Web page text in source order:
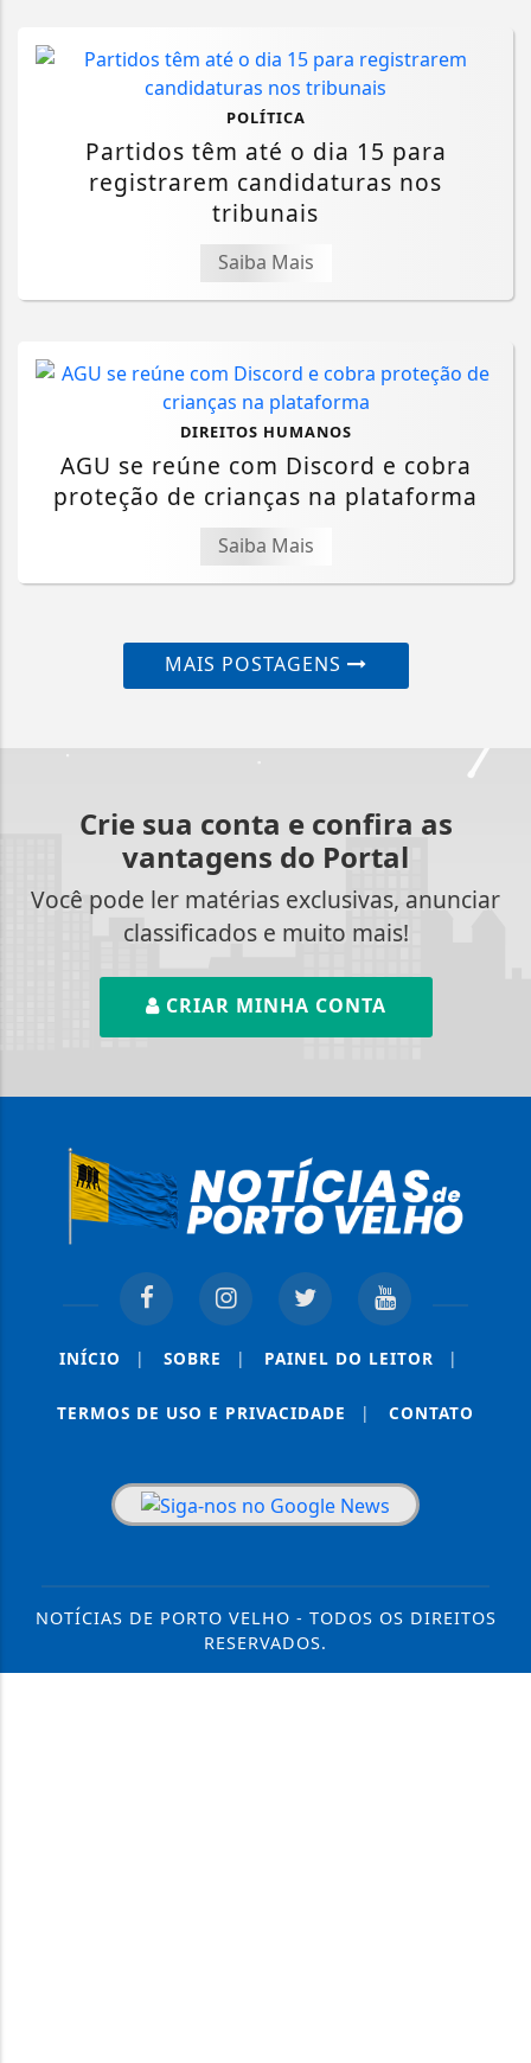
POLÍTICA
Partidos têm até o dia 15 para
registrarem candidaturas nos
tribunais
Saiba Mais
DIREITOS HUMANOS
AGU se reúne com Discord e cobra
proteção de crianças na plataforma
Saiba Mais
MAIS POSTAGENS
Crie sua conta e confira as
vantagens do Portal
Você pode ler matérias exclusivas, anunciar
classificados e muito mais!
CRIAR MINHA CONTA
INÍCIO | SOBRE | PAINEL DO LEITOR |
TERMOS DE USO E PRIVACIDADE | CONTATO
NOTÍCIAS DE PORTO VELHO - TODOS OS DIREITOS
RESERVADOS.